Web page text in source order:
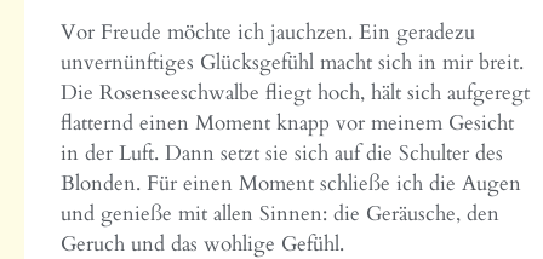
Vor Freude möchte ich jauchzen. Ein geradezu
unvernünftiges Glücksgefühl macht sich in mir breit.
Die Rosenseeschwalbe fliegt hoch, hält sich aufgeregt
flatternd einen Moment knapp vor meinem Gesicht
in der Luft. Dann setzt sie sich auf die Schulter des
Blonden. Für einen Moment schließe ich die Augen
und genieße mit allen Sinnen: die Geräusche, den
Geruch und das wohlige Gefühl.